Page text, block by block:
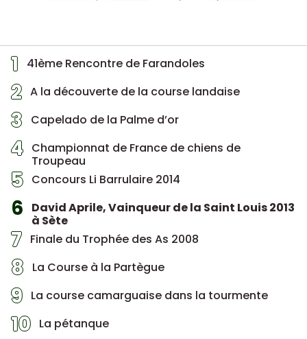
1 41ème Rencontre de Farandoles
2 A la découverte de la course landaise
3 Capelado de la Palme d’or
4 Championnat de France de chiens de
Troupeau
5 Concours Li Barrulaire 2014
6
David Aprile, Vainqueur de la Saint Louis 2013
à Sète
7 Finale du Trophée des As 2008
8 La Course à la Partègue
9 La course camarguaise dans la tourmente
10 La pétanque